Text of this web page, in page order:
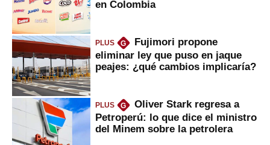
en Colombia
PLUS G
Fujimori propone
eliminar ley que puso en jaque
peajes: ¿qué cambios implicaría?
PLUS G
Oliver Stark regresa a
Petroperú: lo que dice el ministro
del Minem sobre la petrolera